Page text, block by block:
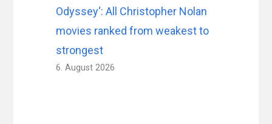
Odyssey‘: All Christopher Nolan
movies ranked from weakest to
strongest
6. August 2026